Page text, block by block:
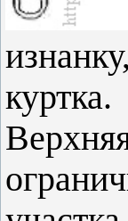
куртка.